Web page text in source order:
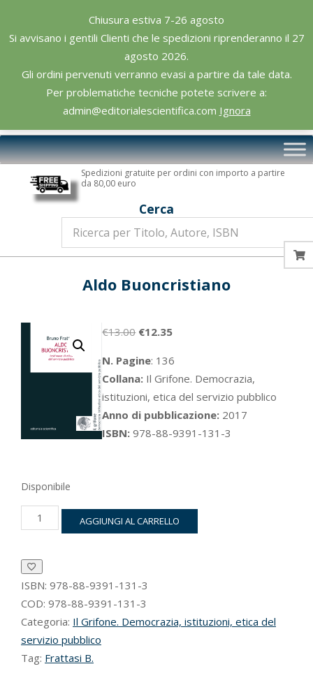
Chiusura estiva 7-26 agosto
Si avvisano i gentili Clienti che le spedizioni riprenderanno il 27
agosto 2026.
Gli ordini pervenuti verranno evasi a partire da tale data.
Per problematiche tecniche potete scrivere a:
admin@editorialescientifica.com Ignora
content
Editoriale
Scientifica
Primary
Navigation
Spedizioni gratuite per ordini con importo a partire
da 80,00 euro
Cerca
Aldo Buoncristiano
€13.00 Il
originale
era:
€13.00.
€12.35Il
attuale
è:
€12.35.
N. Pagine: 136
Collana: Il Grifone. Democrazia,
istituzioni, etica del servizio pubblico
Anno di pubblicazione: 2017
ISBN: 978-88-9391-131-3
Disponibile
Aldo
BuoncristianoAGGIUNGI AL CARRELLO
ISBN: 978-88-9391-131-3
COD: 978-88-9391-131-3
Categoria: Il Grifone. Democrazia, istituzioni, etica del
servizio pubblico
Tag: Frattasi B.